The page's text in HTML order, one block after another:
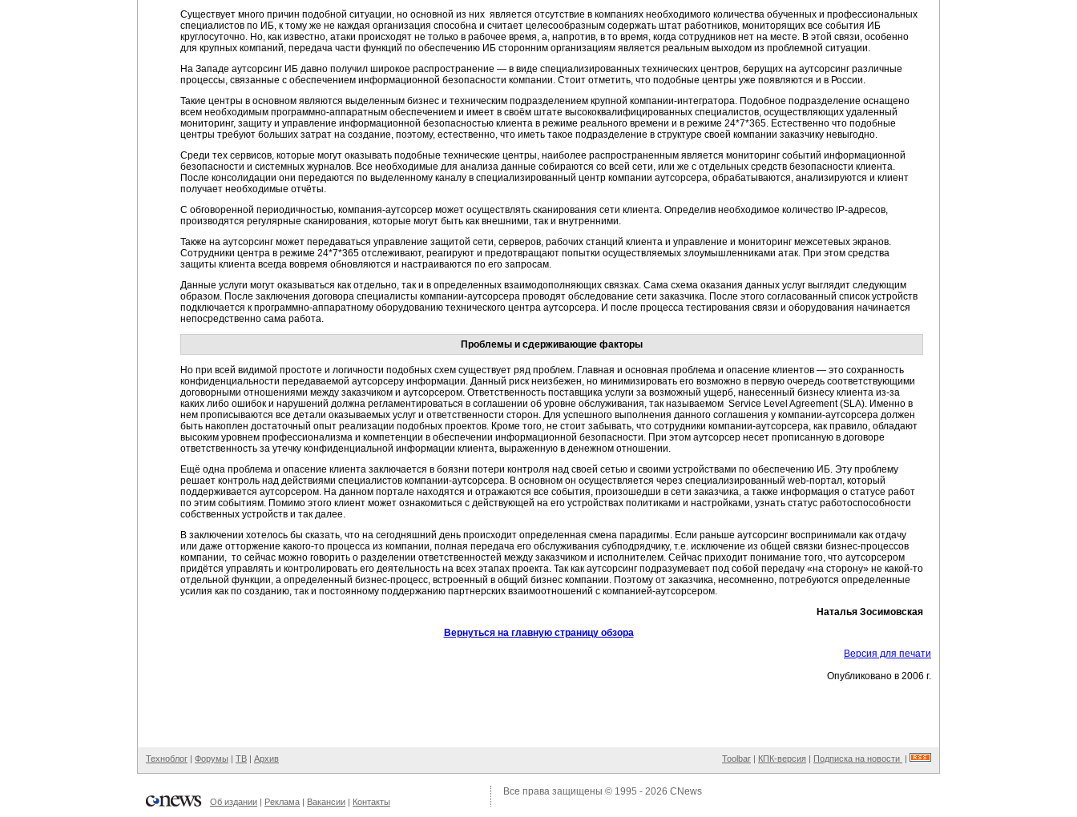
Существует много причин подобной ситуации, но основной из них является отсутствие в компаниях необходимого количества обученных и профессиональных
специалистов по ИБ, к тому же не каждая организация способна и считает целесообразным содержать штат работников, мониторящих все события ИБ
круглосуточно. Но, как известно, атаки происходят не только в рабочее время, а, напротив, в то время, когда сотрудников нет на месте. В этой связи, особенно
для крупных компаний, передача части функций по обеспечению ИБ сторонним организациям является реальным выходом из проблемной ситуации.
На Западе аутсорсинг ИБ давно получил широкое распространение — в виде специализированных технических центров, берущих на аутсорсинг различные
процессы, связанные с обеспечением информационной безопасности компании. Стоит отметить, что подобные центры уже появляются и в России.
Такие центры в основном являются выделенным бизнес и техническим подразделением крупной компании-интегратора. Подобное подразделение оснащено
всем необходимым программно-аппаратным обеспечением и имеет в своём штате высококвалифицированных специалистов, осуществляющих удаленный
мониторинг, защиту и управление информационной безопасностью клиента в режиме реального времени и в режиме 24*7*365. Естественно что подобные
центры требуют больших затрат на создание, поэтому, естественно, что иметь такое подразделение в структуре своей компании заказчику невыгодно.
Среди тех сервисов, которые могут оказывать подобные технические центры, наиболее распространенным является мониторинг событий информационной
безопасности и системных журналов. Все необходимые для анализа данные собираются со всей сети, или же с отдельных средств безопасности клиента.
После консолидации они передаются по выделенному каналу в специализированный центр компании аутсорсера, обрабатываются, анализируются и клиент
получает необходимые отчёты.
С обговоренной периодичностью, компания-аутсорсер может осуществлять сканирования сети клиента. Определив необходимое количество IP-адресов,
производятся регулярные сканирования, которые могут быть как внешними, так и внутренними.
Также на аутсорсинг может передаваться управление защитой сети, серверов, рабочих станций клиента и управление и мониторинг межсетевых экранов.
Сотрудники центра в режиме 24*7*365 отслеживают, реагируют и предотвращают попытки осуществляемых злоумышленниками атак. При этом средства
защиты клиента всегда вовремя обновляются и настраиваются по его запросам.
Данные услуги могут оказываться как отдельно, так и в определенных взаимодополняющих связках. Сама схема оказания данных услуг выглядит следующим
образом. После заключения договора специалисты компании-аутсорсера проводят обследование сети заказчика. После этого согласованный список устройств
подключается к программно-аппаратному оборудованию технического центра аутсорсера. И после процесса тестирования связи и оборудования начинается
непосредственно сама работа.
Проблемы и сдерживающие факторы
Но при всей видимой простоте и логичности подобных схем существует ряд проблем. Главная и основная проблема и опасение клиентов — это сохранность
конфиденциальности передаваемой аутсорсеру информации. Данный риск неизбежен, но минимизировать его возможно в первую очередь соответствующими
договорными отношениями между заказчиком и аутсорсером. Ответственность поставщика услуги за возможный ущерб, нанесенный бизнесу клиента из-за
каких либо ошибок и нарушений должна регламентироваться в соглашении об уровне обслуживания, так называемом Service Level Agreement (SLA). Именно в
нем прописываются все детали оказываемых услуг и ответственности сторон. Для успешного выполнения данного соглашения у компании-аутсорсера должен
быть накоплен достаточный опыт реализации подобных проектов. Кроме того, не стоит забывать, что сотрудники компании-аутсорсера, как правило, обладают
высоким уровнем профессионализма и компетенции в обеспечении информационной безопасности. При этом аутсорсер несет прописанную в договоре
ответственность за утечку конфиденциальной информации клиента, выраженную в денежном отношении.
Ещё одна проблема и опасение клиента заключается в боязни потери контроля над своей сетью и своими устройствами по обеспечению ИБ. Эту проблему
решает контроль над действиями специалистов компании-аутсорсера. В основном он осуществляется через специализированный web-портал, который
поддерживается аутсорсером. На данном портале находятся и отражаются все события, произошедши в сети заказчика, а также информация о статусе работ
по этим событиям. Помимо этого клиент может ознакомиться с действующей на его устройствах политиками и настройками, узнать статус работоспособности
собственных устройств и так далее.
В заключении хотелось бы сказать, что на сегодняшний день происходит определенная смена парадигмы. Если раньше аутсорсинг воспринимали как отдачу
или даже отторжение какого-то процесса из компании, полная передача его обслуживания субподрядчику, т.е. исключение из общей связки бизнес-процессов
компании, то сейчас можно говорить о разделении ответственностей между заказчиком и исполнителем. Сейчас приходит понимание того, что аутсорсером
придётся управлять и контролировать его деятельность на всех этапах проекта. Так как аутсорсинг подразумевает под собой передачу «на сторону» не какой-то
отдельной функции, а определенный бизнес-процесс, встроенный в общий бизнес компании. Поэтому от заказчика, несомненно, потребуются определенные
усилия как по созданию, так и постоянному поддержанию партнерских взаимоотношений с компанией-аутсорсером.
Наталья Зосимовская
Вернуться на главную страницу обзора
Версия для печати
Опубликовано в 2006 г.
Техноблог | Форумы | ТВ | Архив Toolbar | КПК-версия | Подписка на новости |
Об издании | Реклама | Вакансии | Контакты
Все права защищены © 1995 - 2026 CNews